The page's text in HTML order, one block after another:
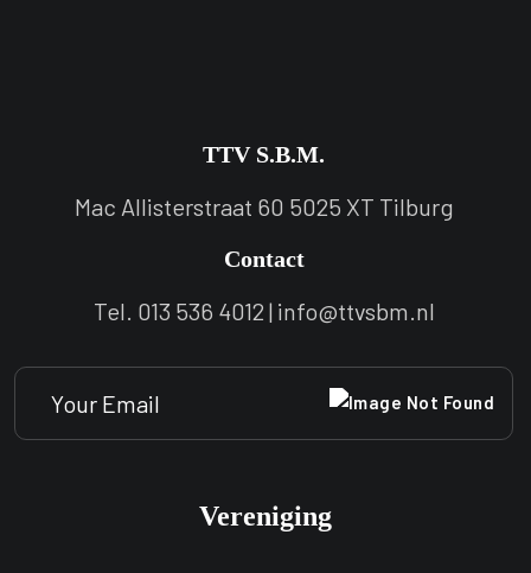
TTV S.B.M.
Mac Allisterstraat 60 5025 XT Tilburg
Contact
Tel. 013 536 4012 | info@ttvsbm.nl
Vereniging